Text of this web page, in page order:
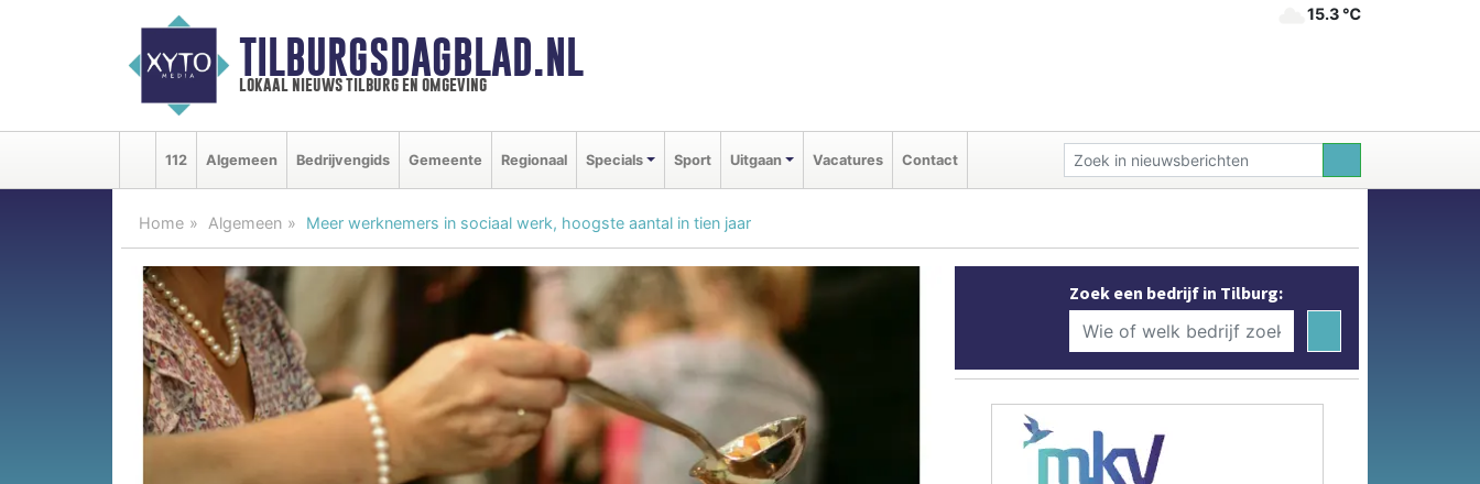
TILBURGSDAGBLAD.NL
lokaal nieuws tilburg en omgeving
15.3 ℃
112 Algemeen Bedrijvengids Gemeente Regionaal Specials Sport Uitgaan Vacatures Contact
Home Algemeen Meer werknemers in sociaal werk, hoogste aantal in tien jaar
Zoek een bedrijf in Tilburg: